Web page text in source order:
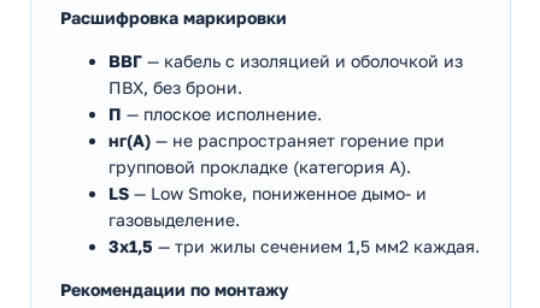
Расшифровка маркировки
ВВГ — кабель с изоляцией и оболочкой из
ПВХ, без брони.
П — плоское исполнение.
нг(А) — не распространяет горение при
групповой прокладке (категория А).
LS — Low Smoke, пониженное дымо- и
газовыделение.
3х1,5 — три жилы сечением 1,5 мм2 каждая.
Рекомендации по монтажу